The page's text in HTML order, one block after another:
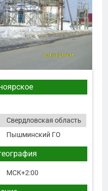
Свердловская область
Пышминский ГО
МСК+2:00